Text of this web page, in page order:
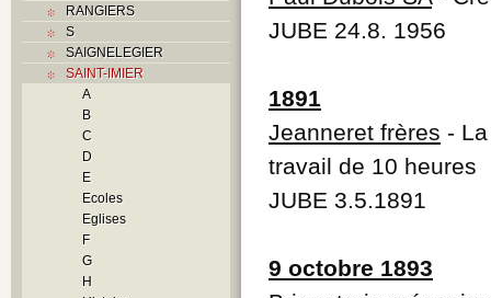
RANGIERS
S
SAIGNELEGIER
SAINT-IMIER
A
B
C
D
E
Ecoles
Eglises
F
G
H
JUBE 24.8. 1956
1891
Jeanneret frères -
travail de 10 heures
JUBE 3.5.1891
9 octobre 1893